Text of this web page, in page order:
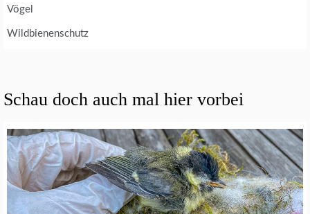
Vögel
Wildbienenschutz
Schau doch auch mal hier vorbei